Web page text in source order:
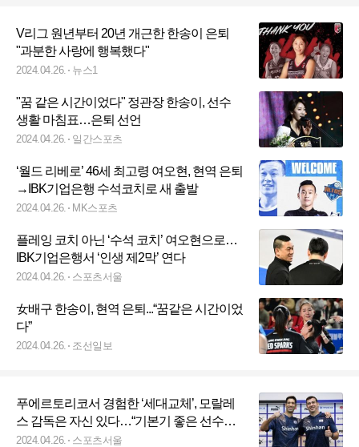
V리그 원년부터 20년 개근한 한송이 은퇴
"과분한 사랑에 행복했다"
2024.04.26. 뉴스1
"꿈 같은 시간이었다" 정관장 한송이, 선수
생활 마침표…은퇴 선언
2024.04.26. 일간스포츠
‘월드 리베로’ 46세 최고령 여오현, 현역 은퇴
→IBK기업은행 수석코치로 새 출발
2024.04.26. MK스포츠
플레잉 코치 아닌 ‘수석 코치’ 여오현으로…
IBK기업은행서 ‘인생 제2막’ 연다
2024.04.26. 스포츠서울
女배구 한송이, 현역 은퇴...“꿈같은 시간이었
다”
2024.04.26. 조선일보
푸에르토리코서 경험한 ‘세대교체’, 모랄레
스 감독은 자신 있다…“기본기 좋은 선수들,
[SS현장]
2024.04.26. 스포츠서울